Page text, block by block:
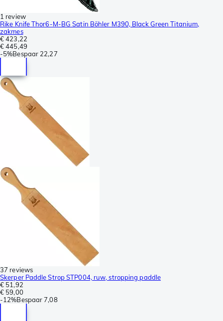
1 review
Rike Knife Thor6-M-BG Satin Böhler M390, Black Green Titanium,
zakmes
€ 423,22
€ 445,49
-5%Bespaar 22,27
37 reviews
Skerper Paddle Strop STP004, ruw, stropping paddle
€ 51,92
€ 59,00
-12%Bespaar 7,08